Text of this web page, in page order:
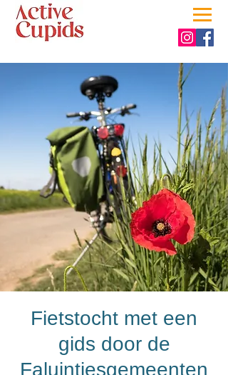
Fietstocht met een
gids door de
Faluintjesgemeenten